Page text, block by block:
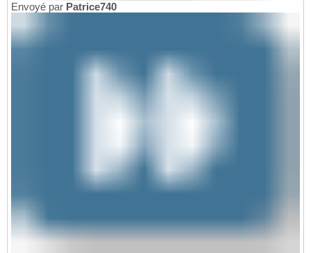
Envoyé par Patrice740